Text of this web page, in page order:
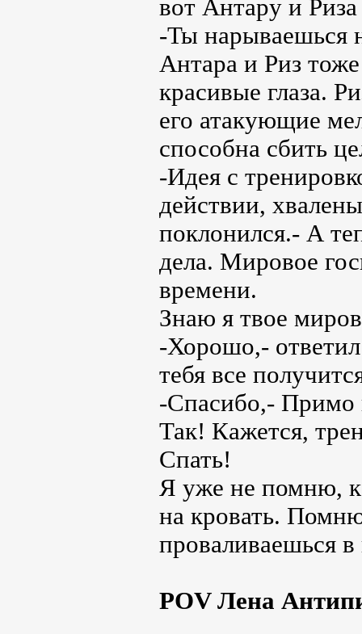
вот Антару и
-Ты нарываешься
Антара и Риз
красивые глаза.
его атакующие
способна сбить
-Идея с
действии,
поклонился.- А
дела. Мировое
времени.
Знаю я твое
-Хорошо,-
тебя все
-Спасибо,- Примо
Так! Кажется,
Спать!
Я уже не помню,
на кровать.
проваливаешься
POV Лена